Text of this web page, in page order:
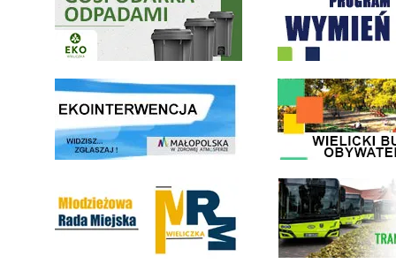
link do strony ekointerwencja dot.- powietrza link do strony - Wielicki
link do strony Wielickiej